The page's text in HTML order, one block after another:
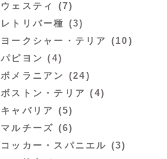
ウェスティ (7)
レトリバー種 (3)
ヨークシャー・テリア (10)
パピヨン (4)
ポメラニアン (24)
ボストン・テリア (4)
キャバリア (5)
マルチーズ (6)
コッカー・スパニエル (3)